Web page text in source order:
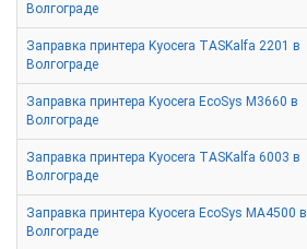
Волгограде
Заправка принтера Kyocera TASKalfa 2201 в
Волгограде
Заправка принтера Kyocera EcoSys M3660 в
Волгограде
Заправка принтера Kyocera TASKalfa 6003 в
Волгограде
Заправка принтера Kyocera EcoSys MA4500 в
Волгограде